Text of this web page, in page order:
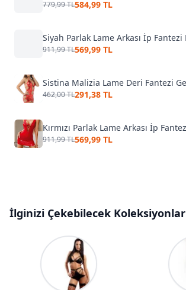
779,99 TL584,99 TL
911,99 TL569,99 TL
462,00 TL291,38 TL
911,99 TL569,99 TL
İlginizi Çekebilecek Koleksiyonlar